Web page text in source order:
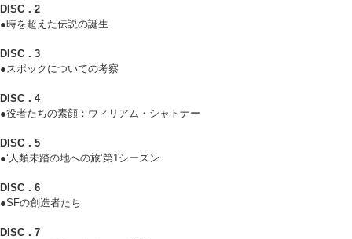
DISC．2
●時を超えた伝説の誕生
DISC．3
●スポックについての考察
DISC．4
●役者たちの素顔：ウィリアム・シャトナー
DISC．5
●‘人類未踏の地への旅’第1シーズン
DISC．6
●SFの創造者たち
DISC．7